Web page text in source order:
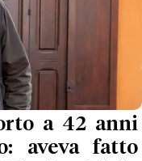
a 42 anni
aveva fatto